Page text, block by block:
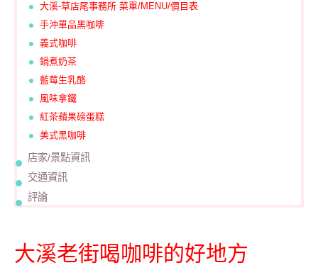
大溪-草店尾事務所 菜單/MENU/價目表
手沖單品黑咖啡
義式咖啡
鍋煮奶茶
藍莓生乳酪
風味拿鐵
紅茶蘋果磅蛋糕
美式黑咖啡
店家/景點資訊
交通資訊
評論
大溪老街喝咖啡的好地方